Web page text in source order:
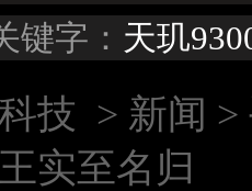
键字： 天玑
技 > 新闻 >
实至名归